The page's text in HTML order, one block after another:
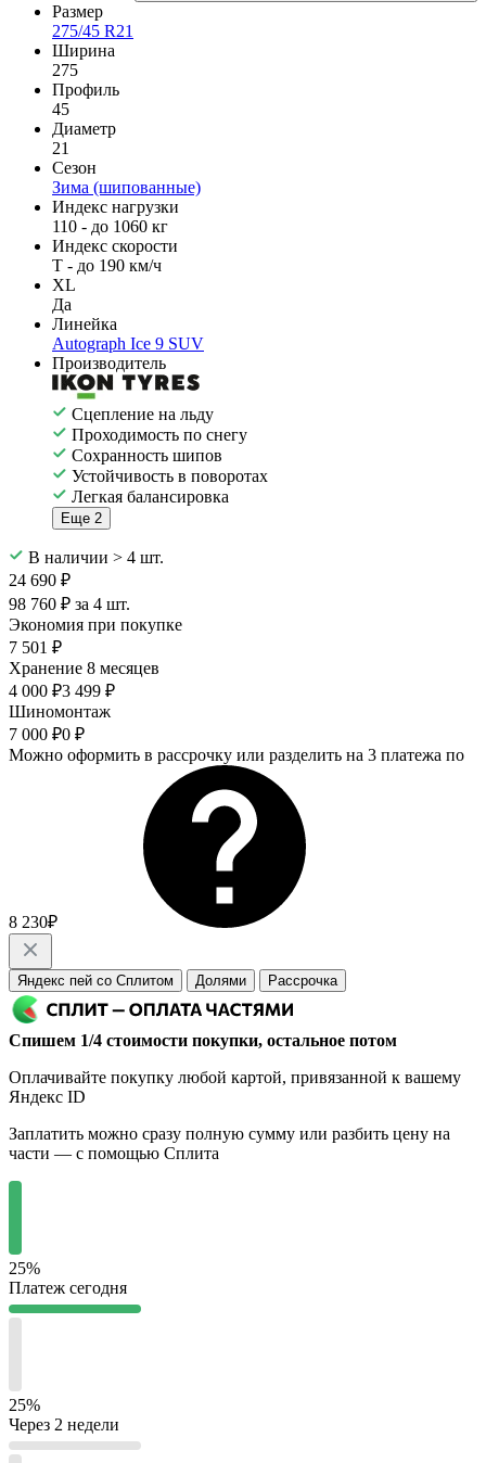
Размер
275/45 R21
Ширина
275
Профиль
45
Диаметр
21
Сезон
Зима (шипованные)
Индекс нагрузки
110 - до 1060 кг
Индекс скорости
T - до 190 км/ч
XL
Да
Линейка
Autograph Ice 9 SUV
Производитель
Сцепление на льду
Проходимость по снегу
Сохранность шипов
Устойчивость в поворотах
Легкая балансировка
Еще 2
В наличии > 4 шт.
24 690 ₽
98 760 ₽ за 4 шт.
Экономия при покупке
7 501 ₽
Хранение 8 месяцев
4 000 ₽3 499 ₽
Шиномонтаж
7 000 ₽0 ₽
Можно оформить в рассрочку или разделить на 3 платежа по
8 230₽
Яндекс пей со Сплитом Долями Рассрочка
Спишем 1/4 стоимости покупки, остальное потом
Оплачивайте покупку любой картой, привязанной к вашему
Яндекс ID
Заплатить можно сразу полную сумму или разбить цену на
части — с помощью Сплита
25%
Платеж сегодня
25%
Через 2 недели